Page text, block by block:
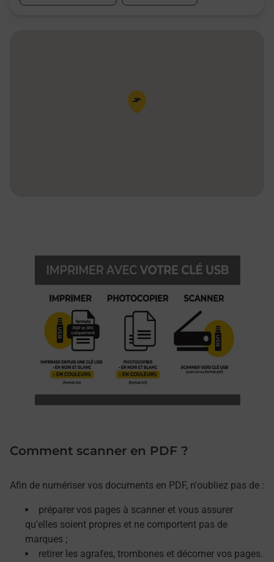
Pin de la carte
Comment scanner en PDF ?
Afin de numériser vos documents en PDF, n'oubliez pas de :
préparer vos pages à scanner et vous assurer
qu'elles soient propres et ne comportent pas de
marques ;
retirer les agrafes, trombones et décorner vos pages.